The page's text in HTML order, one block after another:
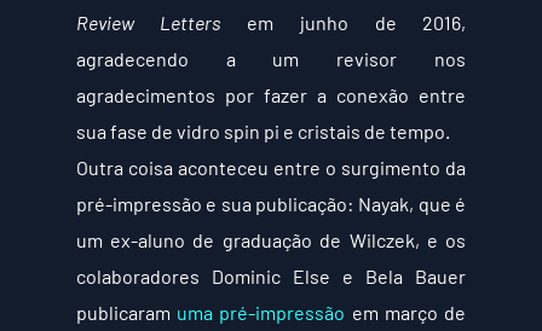
Review Letters em junho de 2016,
agradecendo a um revisor nos
agradecimentos por fazer a conexão entre
sua fase de vidro spin pi e cristais de tempo.
Outra coisa aconteceu entre o surgimento da
pré-impressão e sua publicação: Nayak, que é
um ex-aluno de graduação de Wilczek, e os
colaboradores Dominic Else e Bela Bauer
publicaram uma pré-impressão em março de